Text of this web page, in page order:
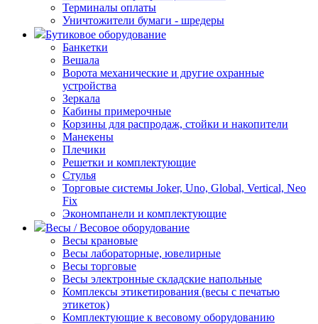
Терминалы оплаты
Уничтожители бумаги - шредеры
Бутиковое оборудование
Банкетки
Вешала
Ворота механические и другие охранные
устройства
Зеркала
Кабины примерочные
Корзины для распродаж, стойки и накопители
Манекены
Плечики
Решетки и комплектующие
Стулья
Торговые системы Joker, Uno, Global, Vertical, Neo
Fix
Экономпанели и комплектующие
Весы / Весовое оборудование
Весы крановые
Весы лабораторные, ювелирные
Весы торговые
Весы электронные складские напольные
Комплексы этикетирования (весы с печатью
этикеток)
Комплектующие к весовому оборудованию